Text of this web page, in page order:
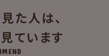
た人は、
ています